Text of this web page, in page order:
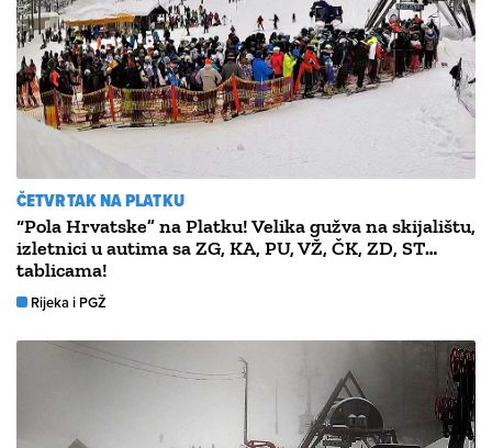
ČETVRTAK NA PLATKU
“Pola Hrvatske” na Platku! Velika gužva na skijalištu,
izletnici u autima sa ZG, KA, PU, VŽ, ČK, ZD, ST…
tablicama!
Rijeka i PGŽ